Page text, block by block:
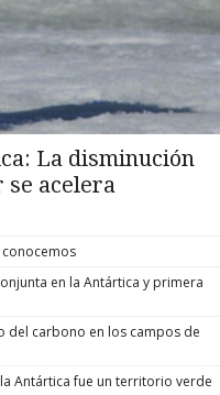
La disminución
se acelera
en la Antártica y primera
del carbono en los campos de
Antártica fue un territorio verde